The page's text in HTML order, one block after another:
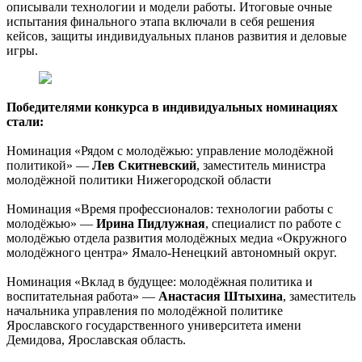
описывали технологии и модели работы. Итоговые очные
испытания финального этапа включали в себя решения
кейсов, защиты индивидуальных планов развития и деловые
игры.
Победителями конкурса в индивидуальных номинациях
стали:
Номинация «Рядом с молодёжью: управление молодёжной
политикой» — Лев Скитневский, заместитель министра
молодёжной политики Нижегородской области
Номинация «Время профессионалов: технологии работы с
молодёжью» — Ирина Пидлужная, специалист по работе с
молодёжью отдела развития молодёжных медиа «Окружного
молодёжного центра» Ямало-Ненецкий автономный округ.
Номинация «Вклад в будущее: молодёжная политика и
воспитательная работа» — Анастасия Штыхина, заместитель
начальника управления по молодёжной политике
Ярославского государственного университета имени
Демидова, Ярославская область.